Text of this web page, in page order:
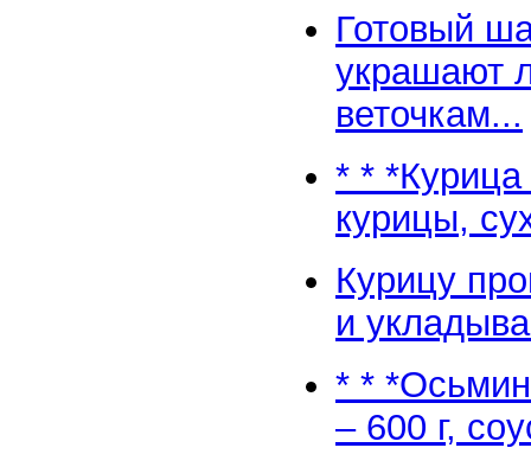
Готовый
украшают
веточкам...
* *
курицы,
Курицу
и
* *
– 600 г,